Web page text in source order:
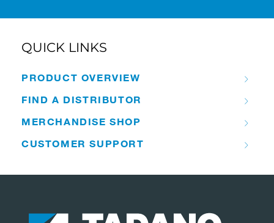
QUICK LINKS
PRODUCT OVERVIEW
FIND A DISTRIBUTOR
MERCHANDISE SHOP
CUSTOMER SUPPORT